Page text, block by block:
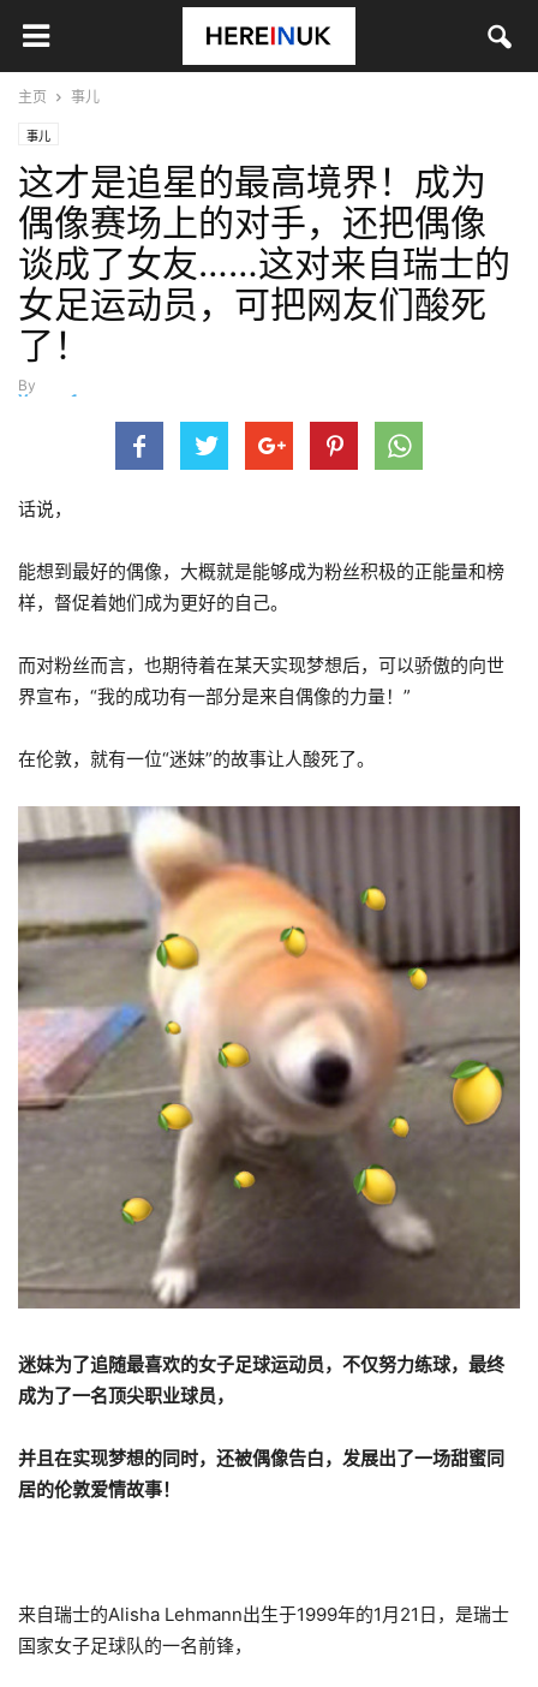
主页 事儿
事儿
这才是追星的最高境界！成为
偶像赛场上的对手，还把偶像
谈成了女友……这对来自瑞士的
女足运动员，可把网友们酸死
了！
By
Yvonne1
话说，
能想到最好的偶像，大概就是能够成为粉丝积极的正能量和榜
样，督促着她们成为更好的自己。
而对粉丝而言，也期待着在某天实现梦想后，可以骄傲的向世
界宣布，“我的成功有一部分是来自偶像的力量！”
在伦敦，就有一位“迷妹”的故事让人酸死了。
迷妹为了追随最喜欢的女子足球运动员，不仅努力练球，最终
成为了一名顶尖职业球员，
并且在实现梦想的同时，还被偶像告白，发展出了一场甜蜜同
居的伦敦爱情故事！
来自瑞士的Alisha Lehmann出生于1999年的1月21日，是瑞士
国家女子足球队的一名前锋，